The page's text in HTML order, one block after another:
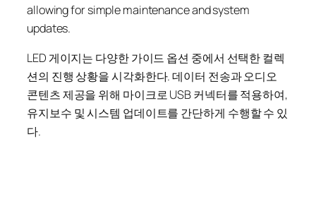
allowing for simple maintenance and system
updates.
LED 게이지는 다양한 가이드 옵션 중에서 선택한 컬렉
션의 진행 상황을 시각화한다. 데이터 전송과 오디오
콘텐츠 제공을 위해 마이크로 USB 커넥터를 적용하여,
유지보수 및 시스템 업데이트를 간단하게 수행할 수 있
다.